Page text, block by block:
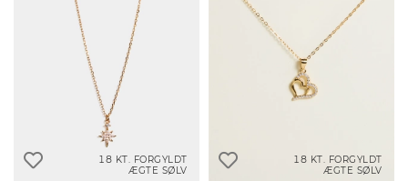
18 KT. FORGYLDT
ÆGTE SØLV
18 KT. FORGYLDT
ÆGTE SØLV